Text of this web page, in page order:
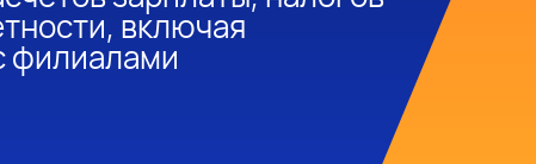
включая
филиалами